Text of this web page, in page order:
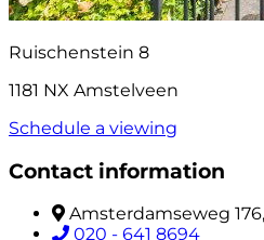
Ruischenstein 8
1181 NX Amstelveen
Schedule a viewing
Contact information
Amsterdamseweg
020 - 641 8694